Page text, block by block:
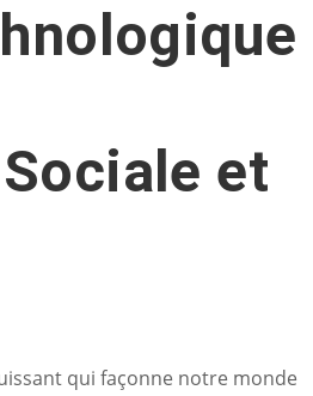
et
qui façonne notre monde